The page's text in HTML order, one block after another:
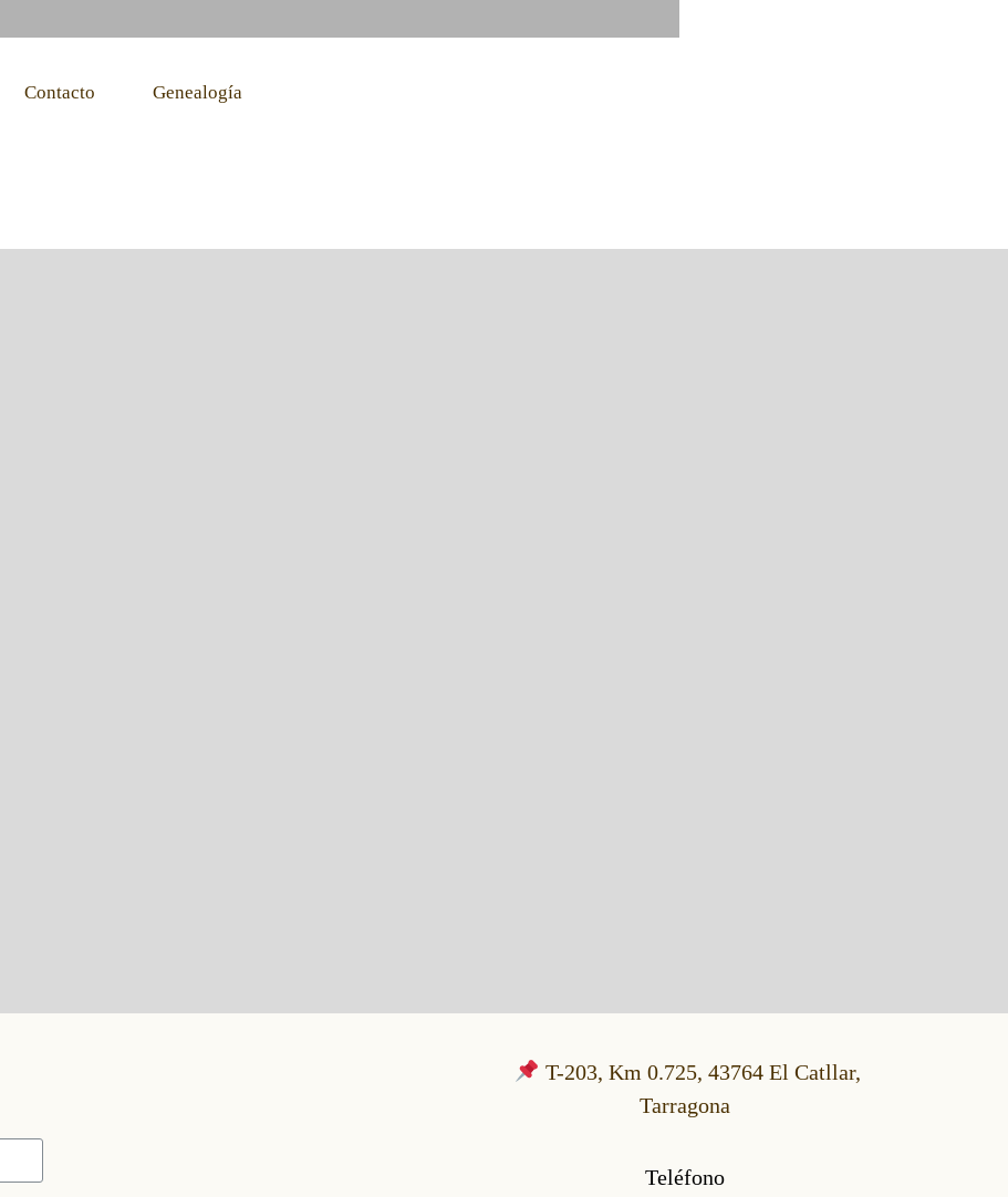
Contacto Genealogía
T-203, Km 0.725, 43764 El Catllar,
Tarragona
Teléfono